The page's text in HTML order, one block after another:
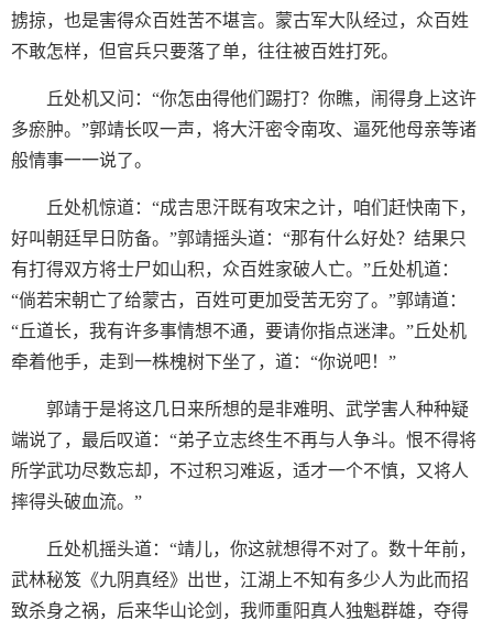
掳掠，也是害得众百姓苦不堪言。蒙古军大队经过，众百姓
不敢怎样，但官兵只要落了单，往往被百姓打死。
丘处机又问：“你怎由得他们踢打？你瞧，闹得身上这许
多瘀肿。”郭靖长叹一声，将大汗密令南攻、逼死他母亲等诸
般情事一一说了。
丘处机惊道：“成吉思汗既有攻宋之计，咱们赶快南下，
好叫朝廷早日防备。”郭靖摇头道：“那有什么好处？结果只
有打得双方将士尸如山积，众百姓家破人亡。”丘处机道：
“倘若宋朝亡了给蒙古，百姓可更加受苦无穷了。”郭靖道：
“丘道长，我有许多事情想不通，要请你指点迷津。”丘处机
牵着他手，走到一株槐树下坐了，道：“你说吧！”
郭靖于是将这几日来所想的是非难明、武学害人种种疑
端说了，最后叹道：“弟子立志终生不再与人争斗。恨不得将
所学武功尽数忘却，不过积习难返，适才一个不慎，又将人
摔得头破血流。”
丘处机摇头道：“靖儿，你这就想得不对了。数十年前，
武林秘笈《九阴真经》出世，江湖上不知有多少人为此而招
致杀身之祸，后来华山论剑，我师重阳真人独魁群雄，夺得